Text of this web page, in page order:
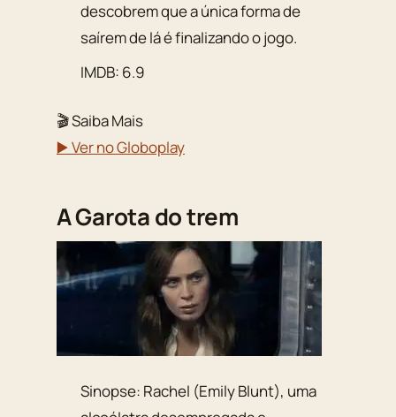
descobrem que a única forma de
saírem de lá é finalizando o jogo.
IMDB: 6.9
🎬 Saiba Mais
▶️ Ver no Globoplay
A Garota do trem
Sinopse: Rachel (Emily Blunt), uma